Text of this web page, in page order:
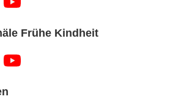
Frühe Kindheit